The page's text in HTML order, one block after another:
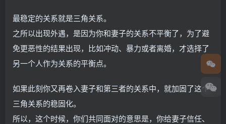
最稳定的关系就是三角关系。
之所以出现外遇，是因为你和妻子的关系不平衡了，为了避
免更恶性的结果出现，比如冲动、暴力或者离婚，才选择了
另一个人作为关系的平衡点。
如果此刻你又再卷入妻子和第三者的关系中，就加固了这个
三角关系的稳固化。
所以，这个时候，你们共同面对的意思是，你给妻子信任、